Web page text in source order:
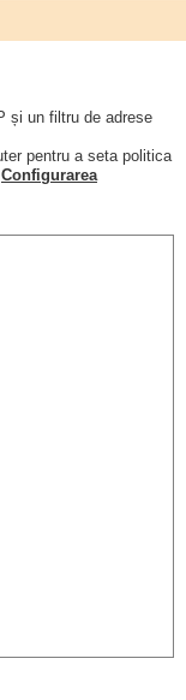
și un filtru de adrese
pentru a seta politica
Configurarea